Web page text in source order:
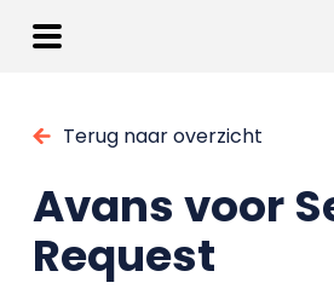
Terug naar overzicht
Avans voor
Request